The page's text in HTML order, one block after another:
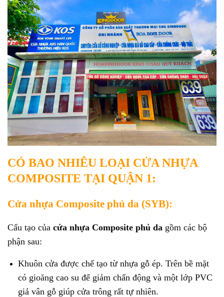
CÓ BAO NHIÊU LOẠI CỬA NHỰA
COMPOSITE TẠI QUẬN 1:
Cửa nhựa Composite phủ da (SYB):
Cấu tạo của cửa nhựa Composite phủ da gồm các bộ
phận sau:
Khuôn cửa được chế tạo từ nhựa gỗ ép. Trên bề mặt
có gioăng cao su để giảm chấn động và một lớp PVC
giả vân gỗ giúp cửa trông rất tự nhiên.